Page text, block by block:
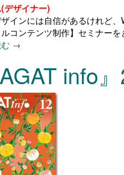
デザイナー)
ザインには自信があるけれど
コンテンツ制作】セミナー
→
info